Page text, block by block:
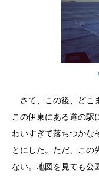
さて、この後、どこ
この伊東にある道の駅
わいすぎて落ちつかな
とにした。ただ、この
ない。地図を見ても公